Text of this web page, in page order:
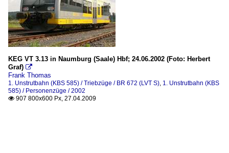
KEG VT 3.13 in Naumburg (Saale) Hbf; 24.06.2002 (Foto: Herbert
Graf) 
Frank Thomas
1. Unstrutbahn (KBS 585) / Triebzüge / BR 672 (LVT S), 1. Unstrutbahn (KBS
585) / Personenzüge / 2002
 907 800x600 Px, 27.04.2009